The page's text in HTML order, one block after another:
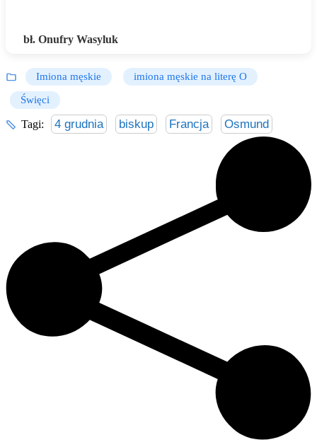
bł. Onufry Wasyluk
Imiona męskie imiona męskie na literę O
Święci
Tagi: 4 grudnia biskup Francja Osmund